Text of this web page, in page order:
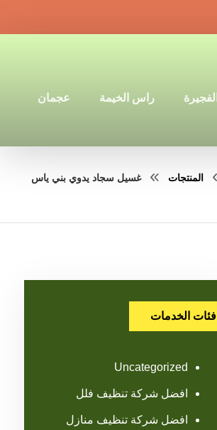
الفجيرة راس الخيمة عجمان
المنتجات غسيل سجاد يدوي بني ياس
فئات الخدمات
Uncategorized
افضل شركة تنظيف فلل
افضل شركة تنظيف منازل